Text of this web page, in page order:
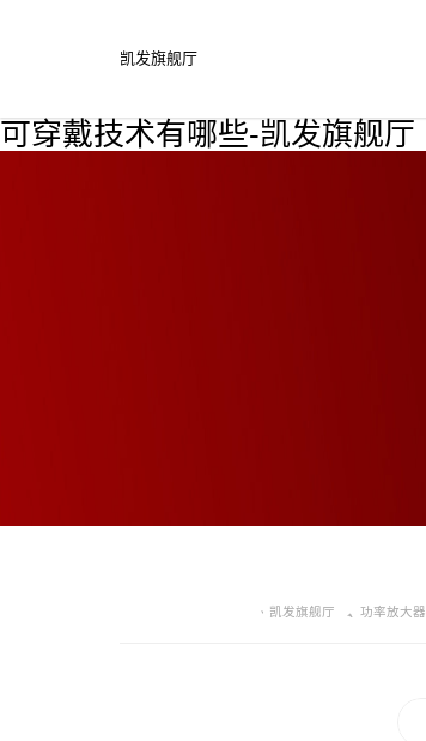
可穿戴技术有哪些-凯发旗舰厅
凯发旗舰厅
凯发旗舰厅 功率放大器